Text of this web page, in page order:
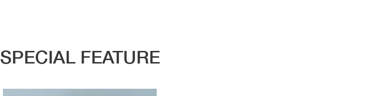
SPECIAL FEATURE